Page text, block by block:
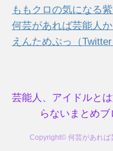
ももクロの気になる
何芸があれば芸能人か
えんためぷっ（Twitter
芸能人、アイドルと
らないまとめ
Copyright© 何芸があれば